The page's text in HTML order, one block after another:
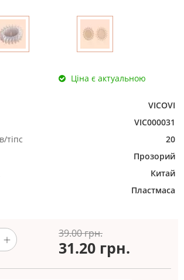
Ціна є актуальною
VICOVI
VIC000031
тіпс
20
Прозорий
Китай
Пластмаса
39.00 грн.
31.20 грн.